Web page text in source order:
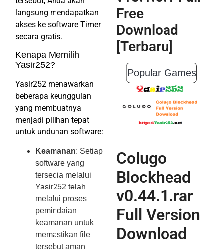
langsung mendapatkan
akses ke software Timer
secara gratis.
Kenapa Memilih
Yasir252?
Yasir252 menawarkan
beberapa keunggulan
yang membuatnya
menjadi pilihan tepat
untuk unduhan software:
Keamanan: Setiap
software yang
tersedia melalui
Yasir252 telah
melalui proses
pemindaian
keamanan untuk
memastikan file
tersebut aman
Free
Download
[Terbaru]
Popular Games
Colugo
Blockhead
v0.44.1.rar
Full Version
Download